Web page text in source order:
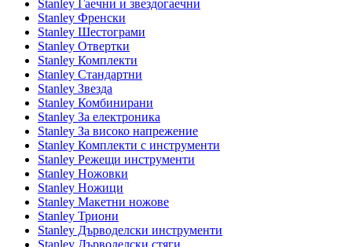
Stanley Гаечни и звездогаечни
Stanley Френски
Stanley Шестограми
Stanley Отвертки
Stanley Комплекти
Stanley Стандартни
Stanley Звезда
Stanley Комбинирани
Stanley За електроника
Stanley За високо напрежение
Stanley Комплекти с инструменти
Stanley Режещи инструменти
Stanley Ножовки
Stanley Ножици
Stanley Макетни ножове
Stanley Триони
Stanley Дърводелски инструменти